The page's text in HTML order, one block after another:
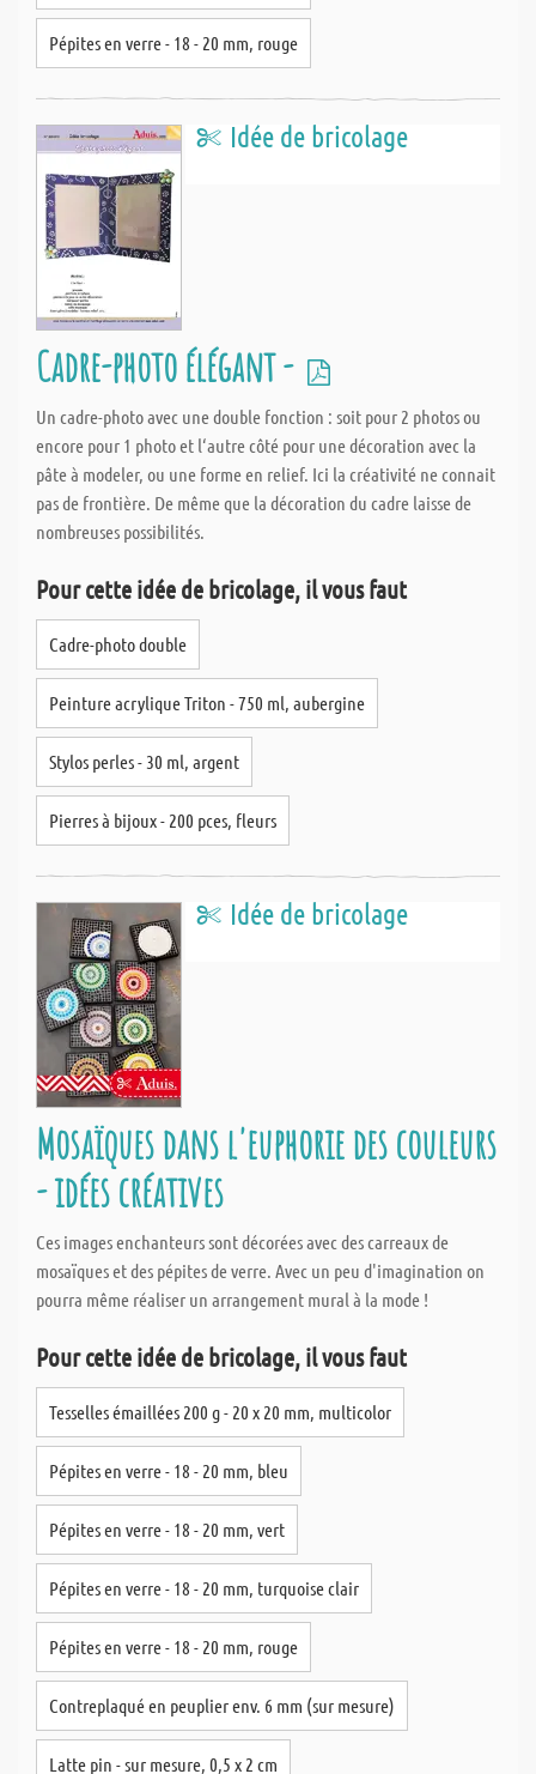
Pépites en verre - 18 - 20 mm, rouge
Idée de bricolage
Cadre-photo élégant -
Un cadre-photo avec une double fonction : soit pour 2 photos ou
encore pour 1 photo et l‘autre côté pour une décoration avec la
pâte à modeler, ou une forme en relief. Ici la créativité ne connait
pas de frontière. De même que la décoration du cadre laisse de
nombreuses possibilités.
Pour cette idée de bricolage, il vous faut
Cadre-photo double
Peinture acrylique Triton - 750 ml, aubergine
Stylos perles - 30 ml, argent
Pierres à bijoux - 200 pces, fleurs
Idée de bricolage
Mosaïques dans l'euphorie des couleurs
- idées créatives
Ces images enchanteurs sont décorées avec des carreaux de
mosaïques et des pépites de verre. Avec un peu d'imagination on
pourra même réaliser un arrangement mural à la mode !
Pour cette idée de bricolage, il vous faut
Tesselles émaillées 200 g - 20 x 20 mm, multicolor
Pépites en verre - 18 - 20 mm, bleu
Pépites en verre - 18 - 20 mm, vert
Pépites en verre - 18 - 20 mm, turquoise clair
Pépites en verre - 18 - 20 mm, rouge
Contreplaqué en peuplier env. 6 mm (sur mesure)
Latte pin - sur mesure, 0,5 x 2 cm